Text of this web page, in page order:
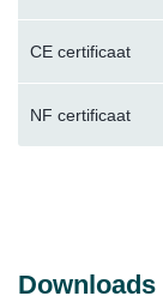
CE certificaat
NF certificaat
Downloads